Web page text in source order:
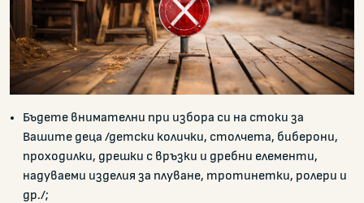
Бъдете внимателни при избора си на стоки за
Вашите деца /детски колички, столчета, биберони,
проходилки, дрешки с връзки и дребни елементи,
надуваеми изделия за плуване, тротинетки, ролери и
др./;